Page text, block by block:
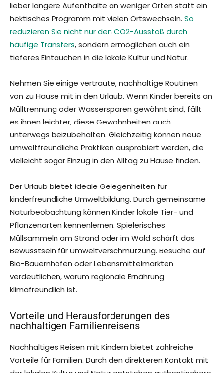
lieber längere Aufenthalte an weniger Orten statt ein
hektisches Programm mit vielen Ortswechseln. So
reduzieren Sie nicht nur den CO2-Ausstoß durch
häufige Transfers, sondern ermöglichen auch ein
tieferes Eintauchen in die lokale Kultur und Natur.
Nehmen Sie einige vertraute, nachhaltige Routinen
von zu Hause mit in den Urlaub. Wenn Kinder bereits an
Mülltrennung oder Wassersparen gewöhnt sind, fällt
es ihnen leichter, diese Gewohnheiten auch
unterwegs beizubehalten. Gleichzeitig können neue
umweltfreundliche Praktiken ausprobiert werden, die
vielleicht sogar Einzug in den Alltag zu Hause finden.
Der Urlaub bietet ideale Gelegenheiten für
kinderfreundliche Umweltbildung. Durch gemeinsame
Naturbeobachtung können Kinder lokale Tier- und
Pflanzenarten kennenlernen. Spielerisches
Müllsammeln am Strand oder im Wald schärft das
Bewusstsein für Umweltverschmutzung. Besuche auf
Bio-Bauernhöfen oder Lebensmittelmärkten
verdeutlichen, warum regionale Ernährung
klimafreundlich ist.
Vorteile und Herausforderungen des
nachhaltigen Familienreisens
Nachhaltiges Reisen mit Kindern bietet zahlreiche
Vorteile für Familien. Durch den direkteren Kontakt mit